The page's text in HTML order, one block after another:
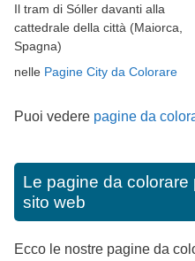
Il tram di Sóller davanti alla
cattedrale della città (Maiorca,
Spagna)
nelle Pagine City da Colorare
Puoi vedere pagine da
Le pagine da colorare
sito web
Ecco le nostre pagine da